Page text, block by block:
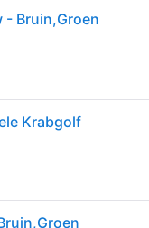
- Bruin,Groen
Krabgolf